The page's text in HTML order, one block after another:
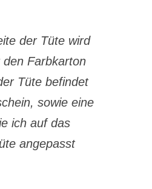
der Tüte wird
Farbkarton
Tüte befindet
sowie eine
ich auf das
angepasst